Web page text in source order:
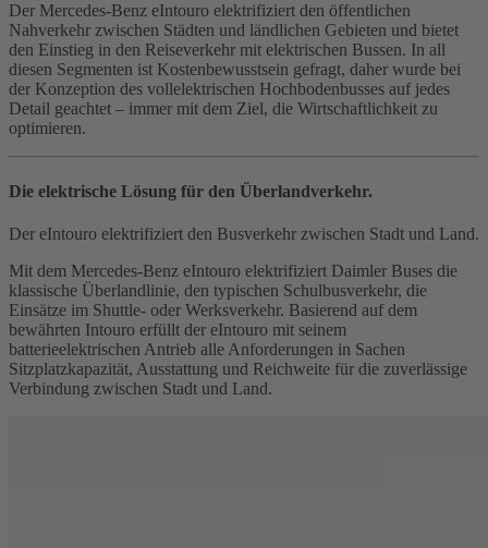
Der Mercedes‑Benz eIntouro elektrifiziert den öffentlichen
Nahverkehr zwischen Städten und ländlichen Gebieten und bietet
den Einstieg in den Reiseverkehr mit elektrischen Bussen. In all
diesen Segmenten ist Kostenbewusstsein gefragt, daher wurde bei
der Konzeption des vollelektrischen Hochbodenbusses auf jedes
Detail geachtet – immer mit dem Ziel, die Wirtschaftlichkeit zu
optimieren.
Die elektrische Lösung für den Überlandverkehr.
Der eIntouro elektrifiziert den Busverkehr zwischen Stadt und Land.
Mit dem Mercedes‑Benz eIntouro elektrifiziert Daimler Buses die
klassische Überlandlinie, den typischen Schulbusverkehr, die
Einsätze im Shuttle- oder Werksverkehr. Basierend auf dem
bewährten Intouro erfüllt der eIntouro mit seinem
batterieelektrischen Antrieb alle Anforderungen in Sachen
Sitzplatzkapazität, Ausstattung und Reichweite für die zuverlässige
Verbindung zwischen Stadt und Land.